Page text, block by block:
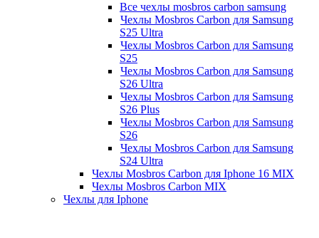
Все чехлы mosbros carbon samsung
Чехлы Mosbros Carbon для Samsung
S25 Ultra
Чехлы Mosbros Carbon для Samsung
S25
Чехлы Mosbros Carbon для Samsung
S26 Ultra
Чехлы Mosbros Carbon для Samsung
S26 Plus
Чехлы Mosbros Carbon для Samsung
S26
Чехлы Mosbros Carbon для Samsung
S24 Ultra
Чехлы Mosbros Carbon для Iphone 16 MIX
Чехлы Mosbros Carbon MIX
Чехлы для Iphone